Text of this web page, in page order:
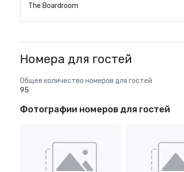
The Boardroom
Номера для гостей
Общее количество номеров для гостей
95
Фотографии номеров для гостей